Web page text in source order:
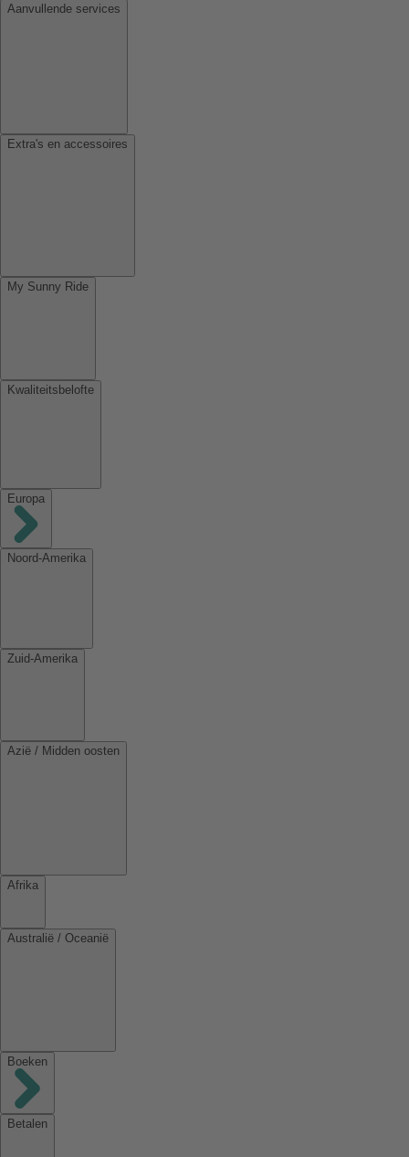
Aanvullende services
Extra's en accessoires
My Sunny Ride
Kwaliteitsbelofte
Europa
Noord-Amerika
Zuid-Amerika
Azië / Midden oosten
Afrika
Australië / Oceanië
Boeken
Betalen